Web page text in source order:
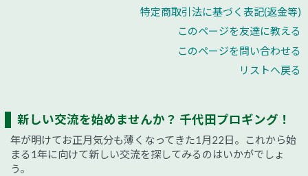
特定商取引法に基づく表記(返金等)
このページを友達に教える
このページを問い合わせる
リストへ戻る
新しい交流を始めませんか？ 千代田プロギング！
年が明けてお正月気分も薄くなってきた1月22日。これから始
まる1年に向けて新しい交流を探してみるのはいかがでしょ
う。